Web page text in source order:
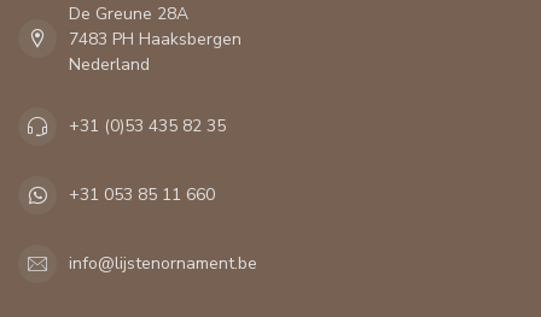
De Greune 28A
7483 PH Haaksbergen
Nederland
+31 (0)53 435 82 35
+31 053 85 11 660
info@lijstenornament.be